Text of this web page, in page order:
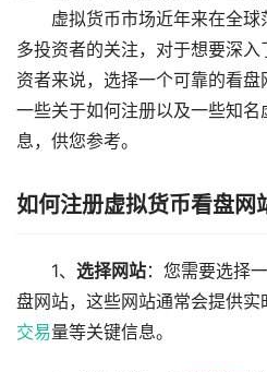
虚拟货币市场近年来在全
多投资者的关注，对于想要深
资者来说，选择一个可靠的看
一些关于如何注册以及一些知
息，供您参考。
如何注册虚拟货币看盘网
1、 选择网站：您需要选择
盘网站，这些网站通常会提供实
交易量等关键信息。